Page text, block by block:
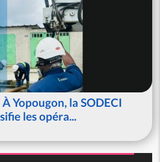
Yopougon, la SODECI
les opéra...